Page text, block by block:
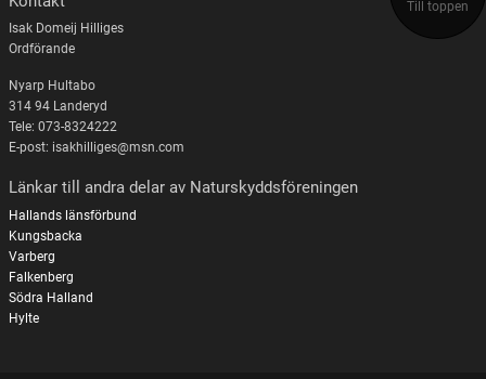
Till toppen
Isak Domeij Hilliges
Ordförande
Nyarp Hultabo
314 94 Landeryd
Tele: 073-8324222
E-post: isakhilliges@msn.com
Länkar till andra delar av Naturskyddsföreningen
Hallands länsförbund
Kungsbacka
Varberg
Falkenberg
Södra Halland
Hylte